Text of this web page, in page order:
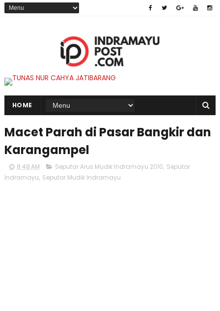
HOME
Macet Parah di Pasar Bangkir dan
Karangampel
8:48 AM Seputar Arus Mudik Indramayu 2010, Seputar
Indramayu, Seputar Mudik Indramayu